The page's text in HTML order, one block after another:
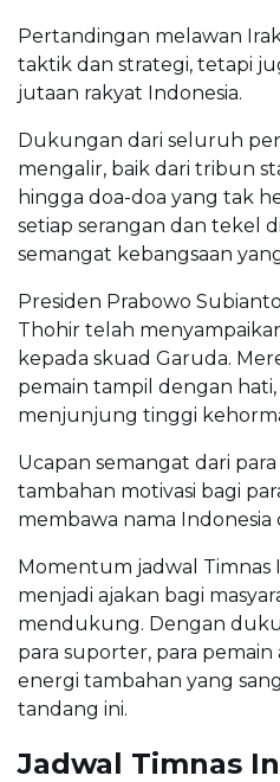
Pertandingan melawan
taktik dan strategi, tetapi
jutaan rakyat Indonesia.
Dukungan dari seluruh
mengalir, baik dari tribun
hingga doa-doa yang tak
setiap serangan dan tekel
semangat kebangsaan
Presiden Prabowo
Thohir telah
kepada skuad Garuda.
pemain tampil dengan
menjunjung tinggi
Ucapan semangat dari
tambahan motivasi bagi
membawa nama Indonesia
Momentum jadwal Timnas
menjadi ajakan bagi
mendukung. Dengan
para suporter, para
energi tambahan yang
tandang ini.
Jadwal Timnas